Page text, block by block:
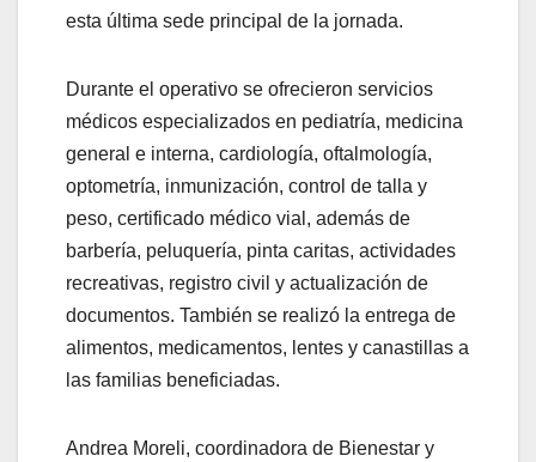
esta última sede principal de la jornada.
Durante el operativo se ofrecieron servicios
médicos especializados en pediatría, medicina
general e interna, cardiología, oftalmología,
optometría, inmunización, control de talla y
peso, certificado médico vial, además de
barbería, peluquería, pinta caritas, actividades
recreativas, registro civil y actualización de
documentos. También se realizó la entrega de
alimentos, medicamentos, lentes y canastillas a
las familias beneficiadas.
Andrea Moreli, coordinadora de Bienestar y